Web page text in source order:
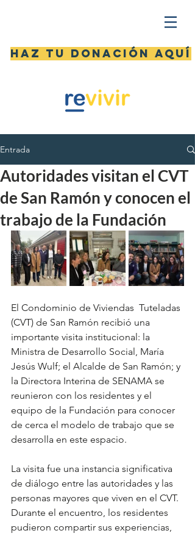
Haz tu donación aquí
Entrada
Autoridades visitan el CVT
de San Ramón y conocen el
trabajo de la Fundación
El Condominio de Viviendas  Tuteladas
(CVT) de San Ramón recibió una
importante visita institucional: la
Ministra de Desarrollo Social, María
Jesús Wulf; el Alcalde de San Ramón; y
la Directora Interina de SENAMA se
reunieron con los residentes y el
equipo de la Fundación para conocer
de cerca el modelo de trabajo que se
desarrolla en este espacio.
La visita fue una instancia significativa
de diálogo entre las autoridades y las
personas mayores que viven en el CVT.
Durante el encuentro, los residentes
pudieron compartir sus experiencias,